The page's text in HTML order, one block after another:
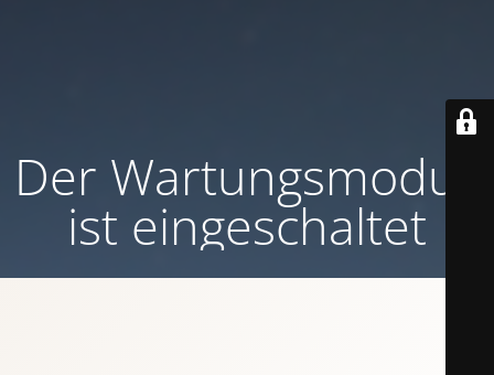
Der Wartungsmodus
ist eingeschaltet